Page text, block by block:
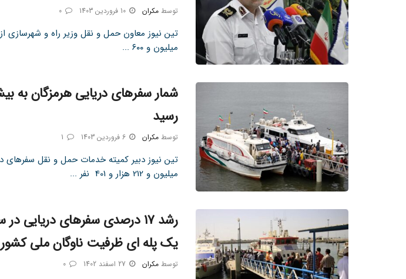
توسط مکران 10 فروردین 1403 0
میلیون و ۶۰۰ ...
رسید
توسط مکران 6 فروردین 1403
میلیون و 212 هزار و 401 نفر ...
یک پله ای ظرفیت ناوگان ملی کشور
توسط مکران 0